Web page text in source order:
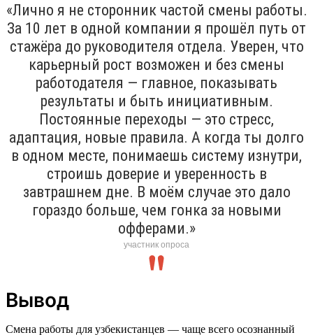
«Лично я не сторонник частой смены работы.
За 10 лет в одной компании я прошёл путь от
стажёра до руководителя отдела. Уверен, что
карьерный рост возможен и без смены
работодателя — главное, показывать
результаты и быть инициативным.
Постоянные переходы — это стресс,
адаптация, новые правила. А когда ты долго
в одном месте, понимаешь систему изнутри,
строишь доверие и уверенность в
завтрашнем дне. В моём случае это дало
гораздо больше, чем гонка за новыми
офферами.»
участник опроса
Вывод
Смена работы для узбекистанцев — чаще всего осознанный